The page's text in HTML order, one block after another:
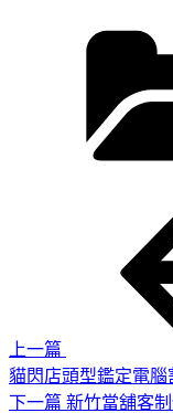
上一篇
貓閃店頭型鑑定電
下
下一篇 新竹當舖客